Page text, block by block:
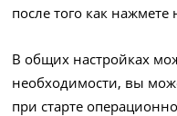
после того как
В общих настройках
необходимости, вы
при старте